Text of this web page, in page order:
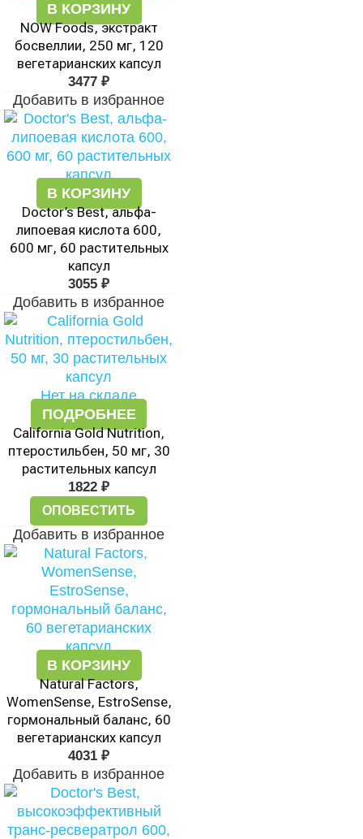
В КОРЗИНУ
NOW Foods, экстракт
босвеллии, 250 мг, 120
вегетарианских капсул
3477 ₽
Добавить в избранное
В КОРЗИНУ
Doctor’s Best, альфа-
липоевая кислота 600,
600 мг, 60 растительных
капсул
3055 ₽
Добавить в избранное
Нет на складе
ПОДРОБНЕЕ
California Gold Nutrition,
птеростильбен, 50 мг, 30
растительных капсул
1822 ₽
ОПОВЕСТИТЬ
Добавить в избранное
В КОРЗИНУ
Natural Factors,
WomenSense, EstroSense,
гормональный баланс, 60
вегетарианских капсул
4031 ₽
Добавить в избранное